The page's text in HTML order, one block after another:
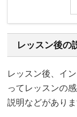
レッスン後の
レッスン後、イ
ってレッスンの
説明などがありま